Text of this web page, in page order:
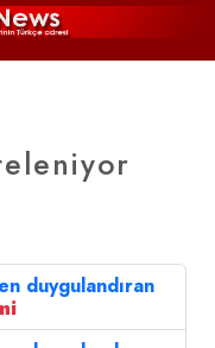
duygulandıran